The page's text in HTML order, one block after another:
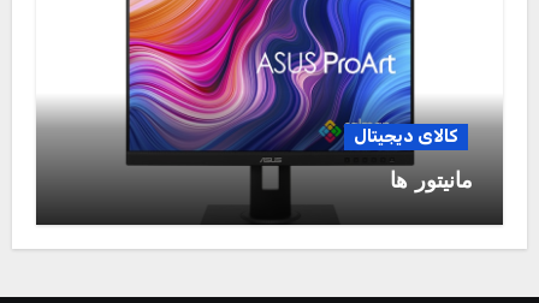
کالای دیجیتال
مانیتور ها